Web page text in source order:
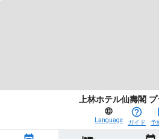
上林ホテル仙壽閣
予
ガイド
Language